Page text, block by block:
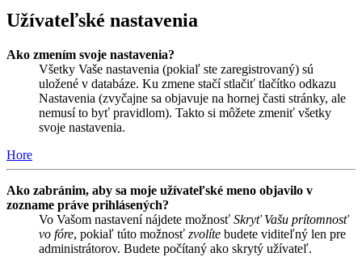
Užívateľské nastavenia
Ako zmením svoje nastavenia?
Všetky Vaše nastavenia (pokiaľ ste zaregistrovaný) sú
uložené v databáze. Ku zmene stačí stlačiť tlačítko odkazu
Nastavenia (zvyčajne sa objavuje na hornej časti stránky, ale
nemusí to byť pravidlom). Takto si môžete zmeniť všetky
svoje nastavenia.
Hore
Ako zabránim, aby sa moje užívateľské meno objavilo v
zozname práve prihlásených?
Vo Vašom nastavení nájdete možnosť Skryť Vašu prítomnosť
vo fóre, pokiaľ túto možnosť zvolíte budete viditeľný len pre
administrátorov. Budete počítaný ako skrytý užívateľ.